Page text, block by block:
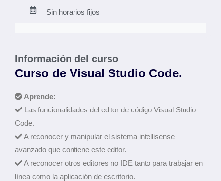
Información del curso
Curso de Visual Studio Code.
Aprende:
Las funcionalidades del editor de código Visual Studio
Code.
A reconocer y manipular el sistema intellisense
avanzado que contiene este editor.
A reconocer otros editores no IDE tanto para trabajar en
línea como la aplicación de escritorio.
Sin horarios fijos